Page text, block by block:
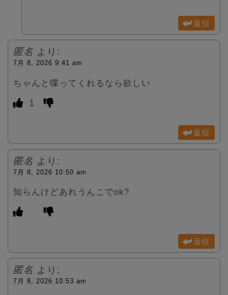
返信
匿名 より:
7月 8, 2026 9:41 am
ちゃんと喋ってくれるなら欲しい
1
返信
匿名 より:
7月 8, 2026 10:50 am
知らんけどあれうんこでok?
返信
匿名 より:
7月 8, 2026 10:53 am